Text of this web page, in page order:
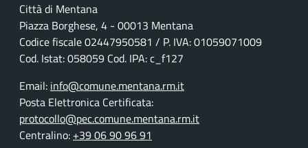
Città di Mentana
Piazza Borghese, 4 - 00013 Mentana
Codice fiscale02447950581 / P. IVA:01059071009
Cod. Istat: 058059 Cod. IPA: c_f127
Email: info@comune.mentana.rm.it
Posta Elettronica Certificata:
protocollo@pec.comune.mentana.rm.it
Centralino: +39 06 90 96 91